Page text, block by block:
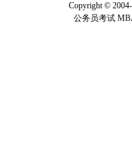
Copyright ©
公务员考试